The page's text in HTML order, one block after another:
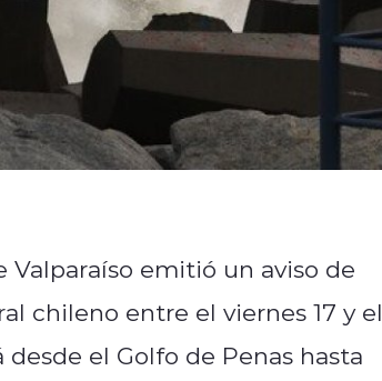
emitió un aviso de
chileno entre el viernes 17 y el
el Golfo de Penas hasta